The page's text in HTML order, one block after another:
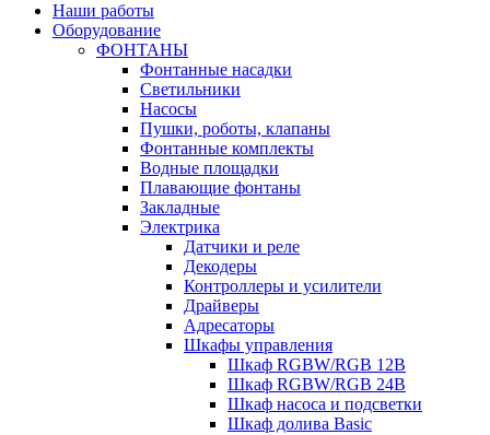
Наши работы
Оборудование
ФОНТАНЫ
Фонтанные насадки
Cветильники
Насосы
Пушки, роботы, клапаны
Фонтанные комплекты
Водные площадки
Плавающие фонтаны
Закладные
Электрика
Датчики и реле
Декодеры
Контроллеры и усилители
Драйверы
Адресаторы
Шкафы управления
Шкаф RGBW/RGB 12В
Шкаф RGBW/RGB 24В
Шкаф насоса и подсветки
Шкаф долива Basic